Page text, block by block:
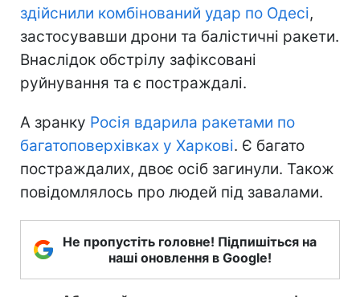
здійснили комбінований удар по Одесі,
застосувавши дрони та балістичні ракети.
Внаслідок обстрілу зафіксовані
руйнування та є постраждалі.
А зранку Росія вдарила ракетами по
багатоповерхівках у Харкові. Є багато
постраждалих, двоє осіб загинули. Також
повідомлялось про людей під завалами.
Не пропустіть головне! Підпишіться на
наші оновлення в Google!